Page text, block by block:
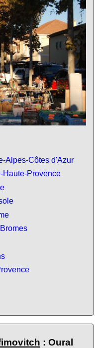
Alpes-Côtes d'Azur
Haute-Provence
: Oural